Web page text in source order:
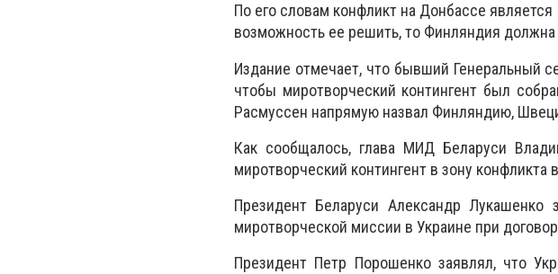
По его словам конфликт на Донбассе
возможность ее решить, то Финляндия должна
Издание отмечает, что бывший Генеральный
чтобы миротворческий контингент был
Расмуссен напрямую назвал Финляндию,
Как сообщалось, глава МИД Беларуси
миротворческий контингент в зону конфликта
Президент Беларуси Александр Лукашенко
миротворческой миссии в Украине при
Президент Петр Порошенко заявлял, что